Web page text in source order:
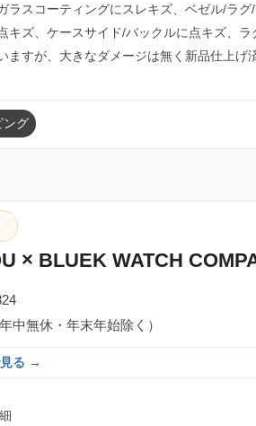
ラスコーティングにスレキズ、ベゼル/ラグ
キズ、ケースサイド/バックルに点キズ、ラ
ますが、大きなダメージは無く新品仕上げ
ング
× BLUEK WATCH
中無休・年末年始除く）
る →